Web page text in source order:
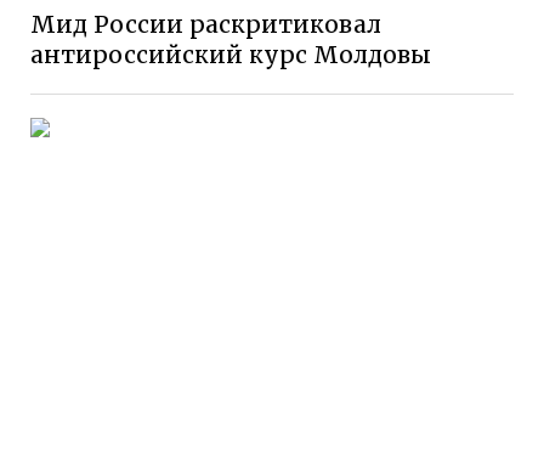
Мид России раскритиковал
антироссийский курс Молдовы